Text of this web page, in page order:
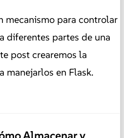
mecanismo para controlar
diferentes partes de una
post crearemos la
manejarlos en Flask.